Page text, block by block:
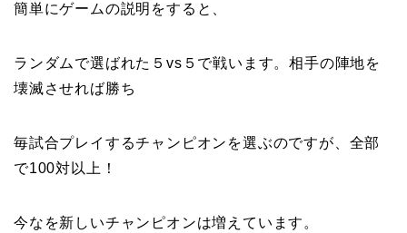
簡単にゲームの説明をすると、
ランダムで選ばれた５vs５で戦います。相手の陣地を
壊滅させれば勝ち
毎試合プレイするチャンピオンを選ぶのですが、全部
で100対以上！
今なを新しいチャンピオンは増えています。